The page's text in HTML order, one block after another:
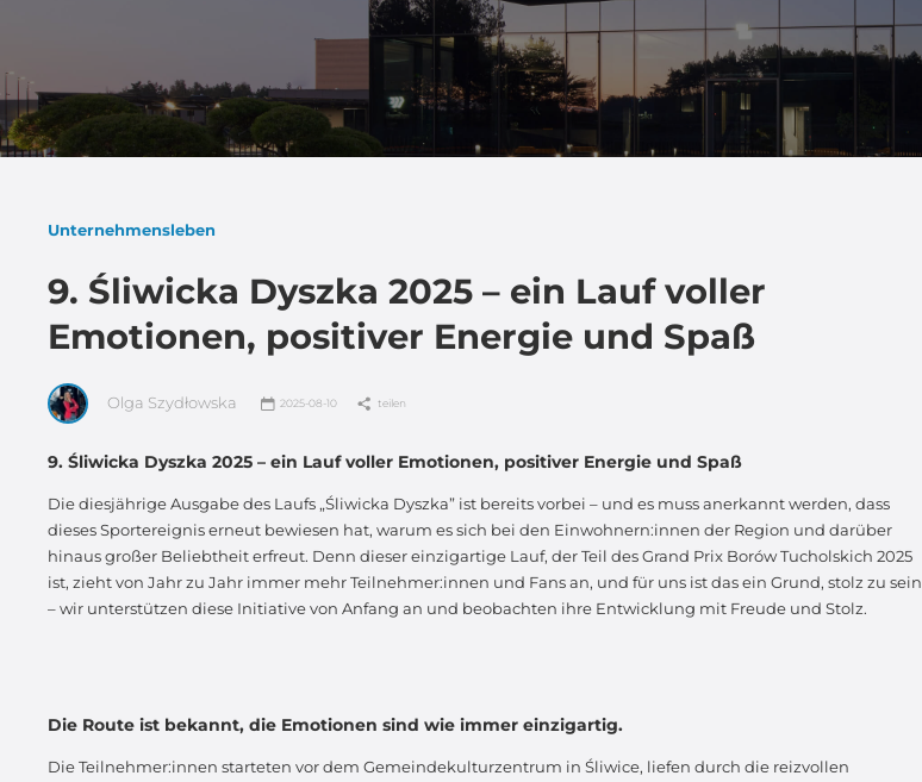
Unternehmensleben
9. Śliwicka Dyszka 2025 – ein Lauf voller
Emotionen, positiver Energie und Spaß
Olga Szydłowska 2025-08-10 teilen
9. Śliwicka Dyszka 2025 – ein Lauf voller Emotionen, positiver Energie und Spaß
Die diesjährige Ausgabe des Laufs „Śliwicka Dyszka” ist bereits vorbei – und es muss anerkannt werden, dass
dieses Sportereignis erneut bewiesen hat, warum es sich bei den Einwohnern:innen der Region und darüber
hinaus großer Beliebtheit erfreut. Denn dieser einzigartige Lauf, der Teil des Grand Prix Borów Tucholskich 2025
ist, zieht von Jahr zu Jahr immer mehr Teilnehmer:innen und Fans an, und für uns ist das ein Grund, stolz zu sein
– wir unterstützen diese Initiative von Anfang an und beobachten ihre Entwicklung mit Freude und Stolz.
Die Route ist bekannt, die Emotionen sind wie immer einzigartig.
Die Teilnehmer:innen starteten vor dem Gemeindekulturzentrum in Śliwice, liefen durch die reizvollen